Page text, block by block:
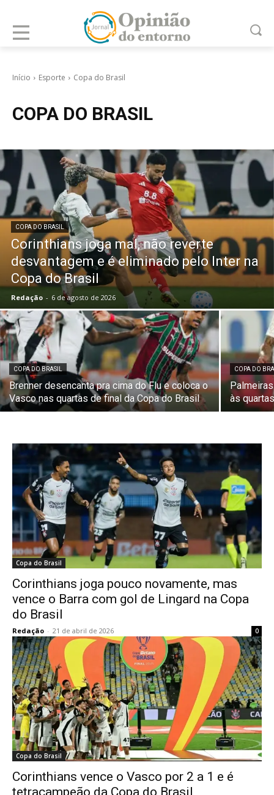
Início Esporte Copa do Brasil
COPA DO BRASIL
COPA DO BRASIL
Corinthians joga mal, não reverte
desvantagem e é eliminado pelo Inter na
Copa do Brasil
Redação - 6 de agosto de 2026
COPA DO BRASIL
Brenner desencanta pra cima do Flu e coloca o
Vasco nas quartas de final da Copa do Brasil
COPA DO
às
Copa do Brasil
Corinthians joga pouco novamente, mas
vence o Barra com gol de Lingard na Copa
do Brasil
Redação - 21 de abril de 2026 0
Copa do Brasil
Corinthians vence o Vasco por 2 a 1 e é
tetracampeão da Copa do Brasil